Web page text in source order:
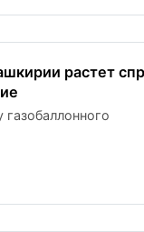
растет